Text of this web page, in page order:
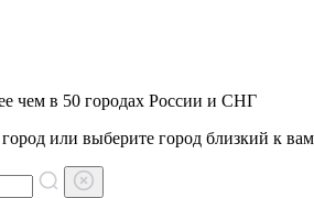
чем в 50 городах России и СНГ
или выберите город близкий к вам